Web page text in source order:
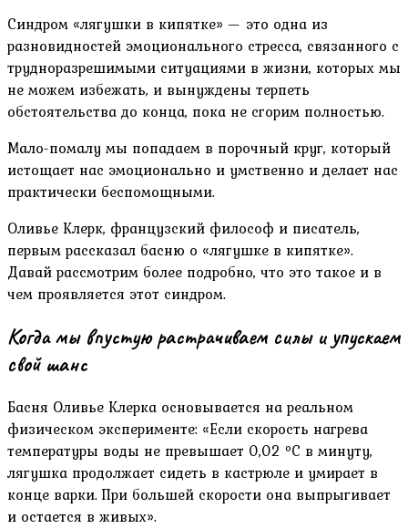
Синдром «лягушки в кипятке» — это одна из
разновидностей эмоционального стресса, связанного с
трудноразрешимыми ситуациями в жизни, которых мы
не можем избежать, и вынуждены терпеть
обстоятельства до конца, пока не сгорим полностью.
Мало-помалу мы попадаем в порочный круг, который
истощает нас эмоционально и умственно и делает нас
практически беспомощными.
Оливье Клерк, французский философ и писатель,
первым рассказал басню о «лягушке в кипятке».
Давай рассмотрим более подробно, что это такое и в
чем проявляется этот синдром.
Когда мы впустую растрачиваем силы и упускаем
свой шанс
Басня Оливье Клерка основывается на реальном
физическом эксперименте: «Если скорость нагрева
температуры воды не превышает 0,02 ºC в минуту,
лягушка продолжает сидеть в кастрюле и умирает в
конце варки. При большей скорости она выпрыгивает
и остается в живых».